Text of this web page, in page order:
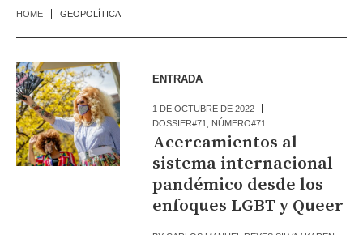
HOME GEOPOLÍTICA
ENTRADA
1 DE OCTUBRE DE 2022
DOSSIER#71
NÚMERO#71
Acercamientos al
sistema internacional
pandémico desde los
enfoques LGBT y Queer